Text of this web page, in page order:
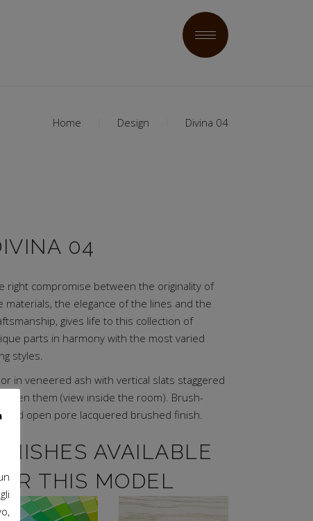
Home Design Divina 04
04
right compromise between the originality of
materials, the elegance of the lines and the
gives life to this collection of
parts in harmony with the most varied
styles.
in veneered ash with vertical slats staggered
them (view inside the room). Brush-
open pore lacquered brushed finish.
FINISHES AVAILABLE
THIS MODEL